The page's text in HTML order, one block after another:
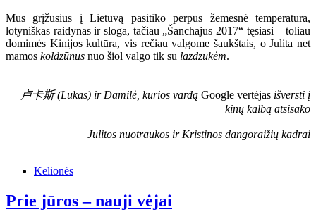
Mus grįžusius į Lietuvą pasitiko perpus žemesnė temperatūra,
lotyniškas raidynas ir sloga, tačiau „Šanchajus 2017“ tęsiasi – toliau
domimės Kinijos kultūra, vis rečiau valgome šaukštais, o Julita net
mamos koldzūnus nuo šiol valgo tik su lazdzukėm.
卢卡斯 (Lukas) ir Damilė, kurios vardą Google vertėjas išversti į
kinų kalbą atsisako
Julitos nuotraukos ir Kristinos dangoraižių kadrai
Kelionės
Prie jūros – nauji vėjai